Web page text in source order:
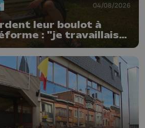
04/08/2026
leur boulot à
: "je travaillais
prof que comme